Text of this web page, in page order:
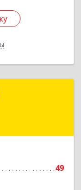
49
Алексей
Подробнее